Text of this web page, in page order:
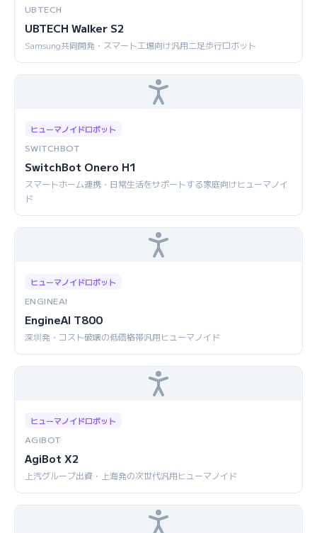
UBTECH
UBTECH Walker S2
Samsung共同開発・スマート工場向け汎用二足歩行ロボット
ヒューマノイドロボット
SWITCHBOT
SwitchBot Onero H1
スマートホーム連携・日常生活をサポートする家庭向けヒューマノイ
ド
ヒューマノイドロボット
ENGINEAI
EngineAI T800
深圳発・コスト破壊の低価格帯汎用ヒューマノイド
ヒューマノイドロボット
AGIBOT
AgiBot X2
上汽グループ出資・上海発の次世代汎用ヒューマノイド